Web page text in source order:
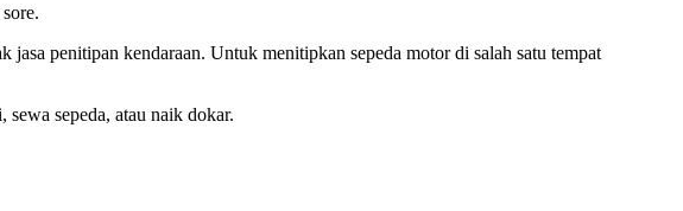
penitipan kendaraan. Untuk menitipkan sepeda motor di salah satu tempat
sepeda, atau naik dokar.